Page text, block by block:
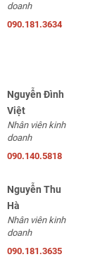
doanh
090.181.3634
Nguyễn Đình
Việt
Nhân viên kinh
doanh
090.140.5818
Nguyễn Thu
Hà
Nhân viên kinh
doanh
090.181.3635